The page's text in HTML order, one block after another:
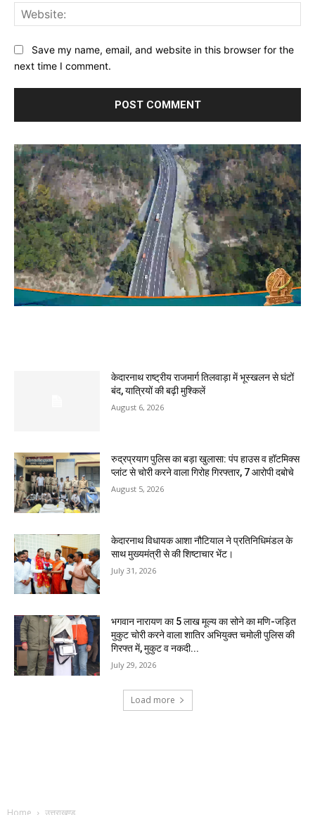
Save my name, email, and website in this browser for the
next time I comment.
केदारनाथ राष्ट्रीय राजमार्ग तिलवाड़ा में भूस्खलन से घंटों
बंद, यात्रियों की बढ़ी मुश्किलें
August 6, 2026
रुद्रप्रयाग पुलिस का बड़ा खुलासा: पंप हाउस व हॉटमिक्स
प्लांट से चोरी करने वाला गिरोह गिरफ्तार, 7 आरोपी दबोचे
August 5, 2026
केदारनाथ विधायक आशा नौटियाल ने प्रतिनिधिमंडल के
साथ मुख्यमंत्री से की शिष्टाचार भेंट।
July 31, 2026
भगवान नारायण का ₹5 लाख मूल्य का सोने का मणि-जड़ित
मुकुट चोरी करने वाला शातिर अभियुक्त चमोली पुलिस की
गिरफ्त में, मुकुट व नकदी...
July 29, 2026
Load more